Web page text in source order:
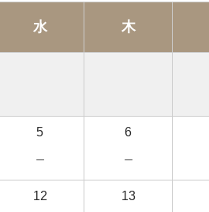
水 木
5
－
6
－
12 13